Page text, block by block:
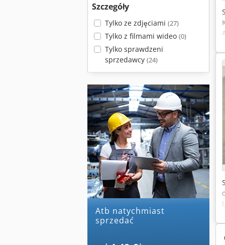
Szczegóły
Tylko ze zdjęciami (27)
Tylko z filmami wideo (0)
Tylko sprawdzeni
sprzedawcy (24)
atb natychmiast
sprzedać